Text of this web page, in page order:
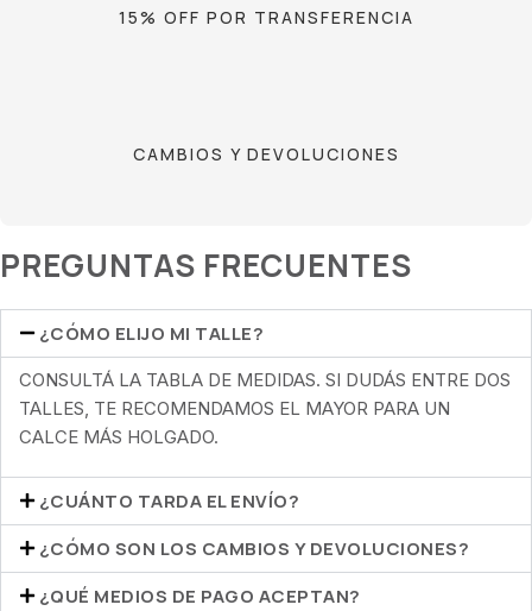
15% OFF POR TRANSFERENCIA
CAMBIOS Y DEVOLUCIONES
PREGUNTAS FRECUENTES
¿CÓMO ELIJO MI TALLE?
CONSULTÁ LA TABLA DE MEDIDAS. SI DUDÁS ENTRE DOS
TALLES, TE RECOMENDAMOS EL MAYOR PARA UN
CALCE MÁS HOLGADO.
¿CUÁNTO TARDA EL ENVÍO?
¿CÓMO SON LOS CAMBIOS Y DEVOLUCIONES?
¿QUÉ MEDIOS DE PAGO ACEPTAN?